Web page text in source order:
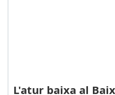
L'atur baixa al